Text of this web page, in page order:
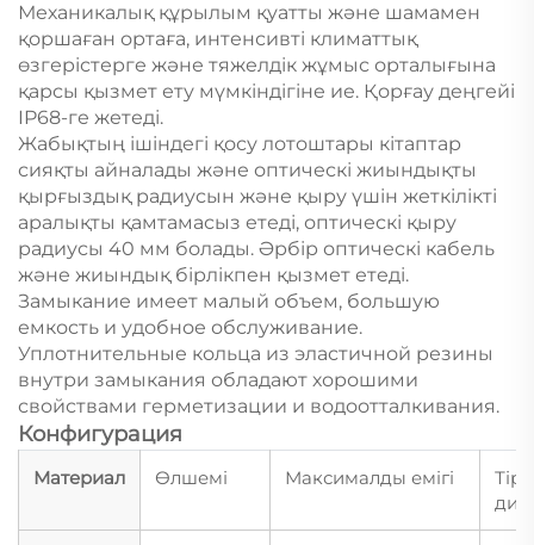
Механикалық құрылым қуатты және шамамен
қоршаған ортаға, интенсивті климаттық
өзгерістерге және тяжелдік жұмыс орталығына
қарсы қызмет ету мүмкіндігіне ие. Қорғау деңгейі
IP68-ге жетеді.
Жабықтың ішіндегі қосу лотоштары кітаптар
сияқты айналады және оптическі жиындықты
қырғыздық радиусын және қыру үшін жеткілікті
аралықты қамтамасыз етеді, оптическі қыру
радиусы 40 мм болады. Әрбір оптическі кабель
және жиындық бірлікпен қызмет етеді.
Замыкание имеет малый объем, большую
емкость и удобное обслуживание.
Уплотнительные кольца из эластичной резины
внутри замыкания обладают хорошими
свойствами герметизации и водоотталкивания.
Конфигурация
Материал Өлшемі Максималды емігі